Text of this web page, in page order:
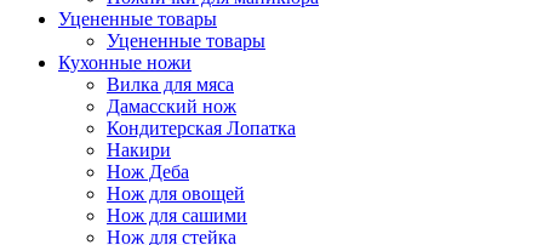
Уцененные товары
Уцененные товары
Кухонные ножи
Вилка для мяса
Дамасский нож
Кондитерская Лопатка
Накири
Нож Деба
Нож для овощей
Нож для сашими
Нож для стейка